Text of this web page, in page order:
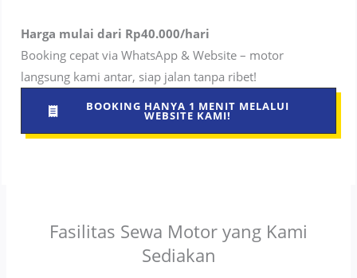
Harga mulai dari Rp40.000/hari
Booking cepat via WhatsApp & Website – motor
langsung kami antar, siap jalan tanpa ribet!
BOOKING HANYA 1 MENIT MELALUI
WEBSITE KAMI!
Fasilitas Sewa Motor yang Kami
Sediakan